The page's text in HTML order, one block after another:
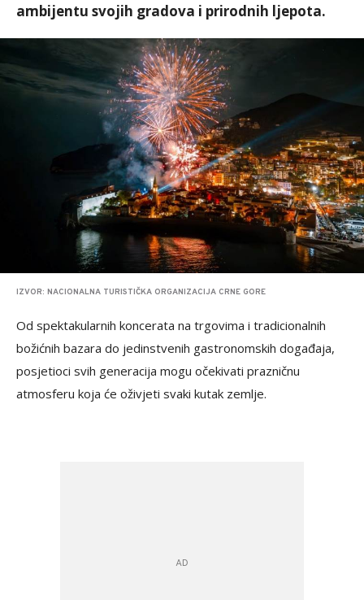
ambijentu svojih gradova i prirodnih ljepota.
IZVOR: NACIONALNA TURISTIČKA ORGANIZACIJA CRNE GORE
Od spektakularnih koncerata na trgovima i tradicionalnih
božićnih bazara do jedinstvenih gastronomskih događaja,
posjetioci svih generacija mogu očekivati prazničnu
atmosferu koja će oživjeti svaki kutak zemlje.